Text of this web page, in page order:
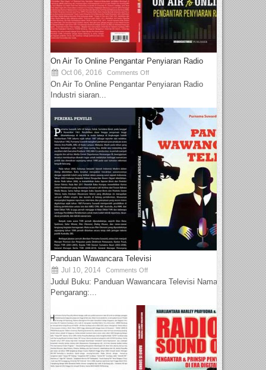
On Air To Online Pengantar Penyiaran Radio
Oct 06, 2016 Comments Off
On Air To Online Pengantar Penyiaran Radio
Industri siaran...
Panduan Wawancara Televisi
Jul 10, 2014 Comments Off
Judul Buku: Panduan Wawancara Televisi Nama
Pengarang:...